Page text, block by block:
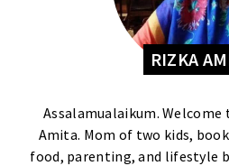
RIZKA
Assalamualaikum. Welcome
Amita. Mom of two kids,
food, parenting, and lifestyle